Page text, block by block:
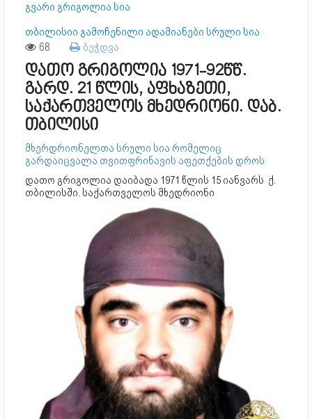
გვარი გრიგოლია სია
თბილისიი გამოჩენილი ადამიანები სრული სია
68 ბეჭდვა
დათო გრიგოლია 1971-92წწ.
გარდ. 21 წლის, აფხაზეთი,
საქართველოს მხედრიონი. დაბ.
თბილისი
მხერდრიონელთა სრული სია რომელიც
გარდაიცვალა თვითფრინავის აფეთქების დროს
დათო გრიგოლია დაიბადა 1971 წლის 15 იანვარს ქ.
თბილისში. საქართველოს მხედრიონი